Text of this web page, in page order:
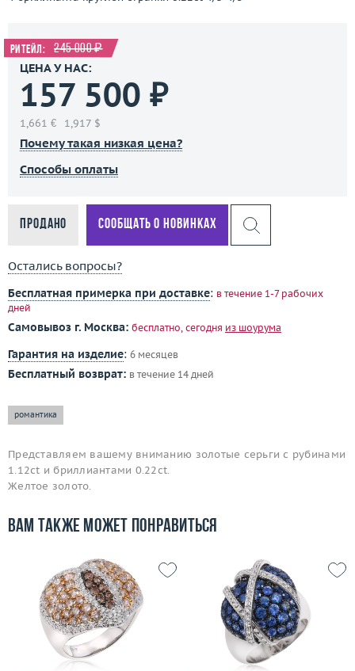
Ритейл: 245 000 ₽
ЦЕНА У НАС:
157 500 ₽
1,661 € 1,917 $
Почему такая низкая цена?
Способы оплаты
Продано Сообщать о новинках
Остались вопросы?
Бесплатная примерка при доставке: в течение 1-7 рабочих
дней
Самовывоз г. Москва: бесплатно, сегодня из шоурума
Гарантия на изделие: 6 месяцев
Бесплатный возврат: в течение 14 дней
романтика
Представляем вашему вниманию золотые серьги с рубинами
1.12ct и бриллиантами 0.22ct.
Желтое золото.
Вам также может понравиться